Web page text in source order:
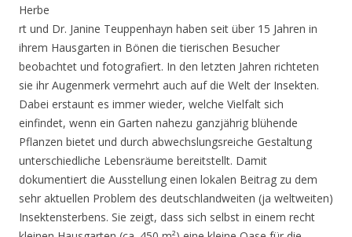
Herbe
rt und Dr. Janine Teuppenhayn haben seit über 15 Jahren in
ihrem Hausgarten in Bönen die tierischen Besucher
beobachtet und fotografiert. In den letzten Jahren richteten
sie ihr Augenmerk vermehrt auch auf die Welt der Insekten.
Dabei erstaunt es immer wieder, welche Vielfalt sich
einfindet, wenn ein Garten nahezu ganzjährig blühende
Pflanzen bietet und durch abwechslungsreiche Gestaltung
unterschiedliche Lebensräume bereitstellt. Damit
dokumentiert die Ausstellung einen lokalen Beitrag zu dem
sehr aktuellen Problem des deutschlandweiten (ja weltweiten)
Insektensterbens. Sie zeigt, dass sich selbst in einem recht